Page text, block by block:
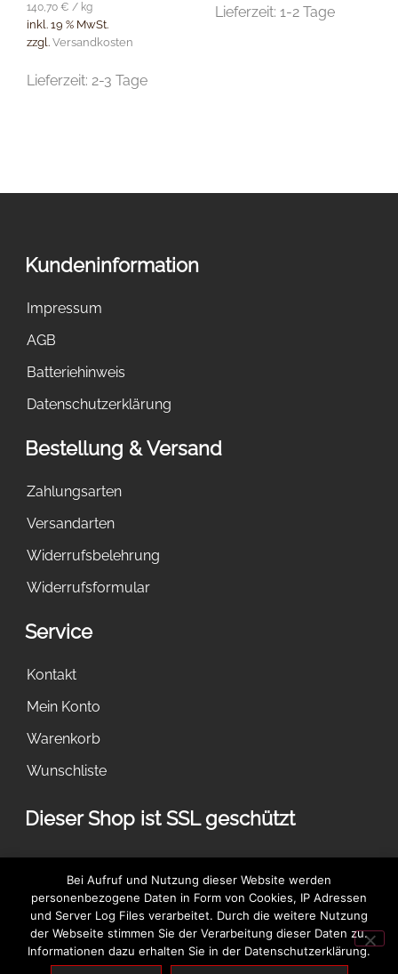
Dies ist ein Demostore zu Testzwecken - es werden keine
Bestellungen ausgeführt.
Verwerfen
140,70 € / kg
inkl. 19 % MwSt.
zzgl. Versandkosten
Lieferzeit: 2-3 Tage
Lieferzeit:1-2 Tage
Kundeninformation
Impressum
AGB
Batteriehinweis
Datenschutzerklärung
Bestellung & Versand
Zahlungsarten
Versandarten
Widerrufsbelehrung
Widerrufsformular
Service
Kontakt
Mein Konto
Warenkorb
Wunschliste
Dieser Shop ist SSL geschützt
Bei Aufruf und Nutzung dieser Website werden
personenbezogene Daten in Form von Cookies, IP Adressen
und Server Log Files verarbeitet. Durch die weitere Nutzung
der Webseite stimmen Sie der Verarbeitung dieser Daten zu.
Informationen dazu erhalten Sie in der Datenschutzerklärung.